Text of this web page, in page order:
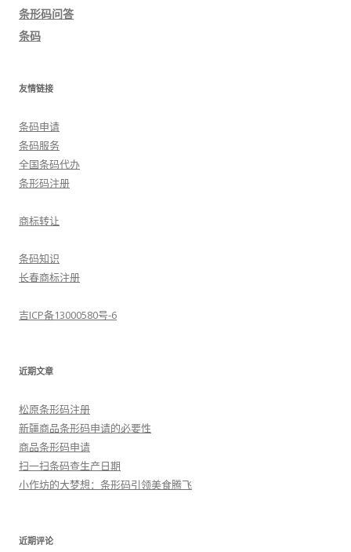
条形码问答
条码
友情链接
条码申请
条码服务
全国条码代办
条形码注册
商标转让
条码知识
长春商标注册
吉ICP备13000580号-6
近期文章
松原条形码注册
新疆商品条形码申请的必要性
商品条形码申请
扫一扫条码查生产日期
小作坊的大梦想：条形码引领美食腾飞
近期评论